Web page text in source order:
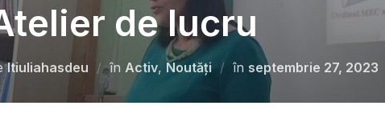
de lucru
ltiuliahasdeu în Activ, Noutăți în septembrie 27, 2023